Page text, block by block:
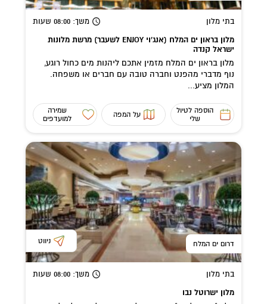
בתי מלון משך: 08:00 שעות
מלון בראון ים המלח (אנג'וי ENJOY לשעבר) מרשת מלונות
ישראל קנדה
מלון בראון ים המלח מזמין אתכם ליהנות מים כחול רוגע,
נוף מדברי מהפנט וחברה טובה עם חברים או משפחה.
המלון מציע...
הוספה לטיול
שלי
על המפה
שמירה
למועדפים
דרום ים המלח ניווט
בתי מלון משך: 08:00 שעות
מלון ישרוטל נבו